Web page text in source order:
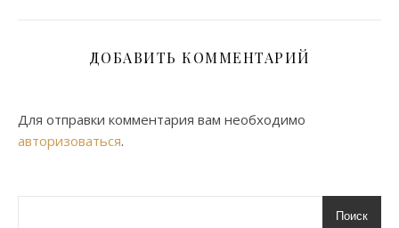
ДОБАВИТЬ КОММЕНТАРИЙ
Для отправки комментария вам необходимо
авторизоваться.
Поиск